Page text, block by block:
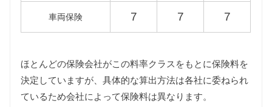
重量税
重量税は車両重量によって異なりますが、2代目bBは
す。
た2代目bBの重量税は約40%増額されますが、維持費
は標準税額をもとに算出しています。
車両保険 7 7 7
ほとんどの保険会社がこの料率クラスをもとに保険料を
決定していますが、具体的な算出方法は各社に委ねられ
ているため会社によって保険料は異なります。